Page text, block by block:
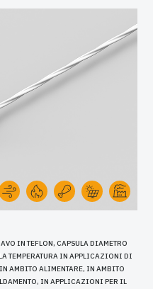
IN TEFLON, CAPSULA DIAMETRO
TEMPERATURA IN APPLICAZIONI DI
AMBITO ALIMENTARE, IN AMBITO
IN APPLICAZIONI PER IL